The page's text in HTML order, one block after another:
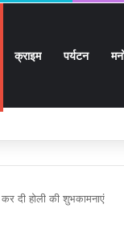
क्राइम पर्यटन
87 हजार 17 पेंशन
दी होली की शुभकामनाएं